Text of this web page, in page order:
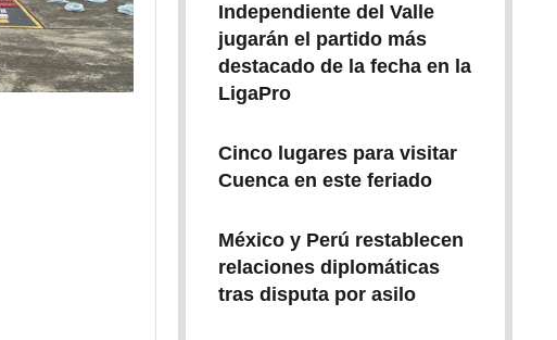
Independiente del Valle
jugarán el partido más
destacado de la fecha en la
LigaPro
Cinco lugares para visitar
Cuenca en este feriado
México y Perú restablecen
relaciones diplomáticas
tras disputa por asilo